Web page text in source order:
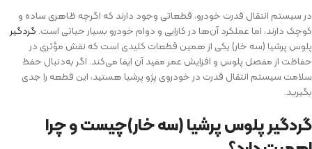
در سیستم انتقال قدرت خودرو، قطعاتی وجود دارند که اگرچه ظاهری ساده و
کوچک دارند، اما عملکرد آن‌ها در کارایی و دوام خودرو بسیار حیاتی است. گردگیر
پلوس پرشیا (سه خار) یکی از همین قطعات کلیدی است که نقش مؤثری در
حفاظت از مفصل پلوس و افزایش عمر مفید آن ایفا می‌کند. اگر به‌دنبال حفظ
سلامت سیستم انتقال قدرت در خودروی پژو پرشیا هستید، این قطعه را جدی
بگیرید.
گردگیر پلوس پرشیا (سه خار)چیست و چرا